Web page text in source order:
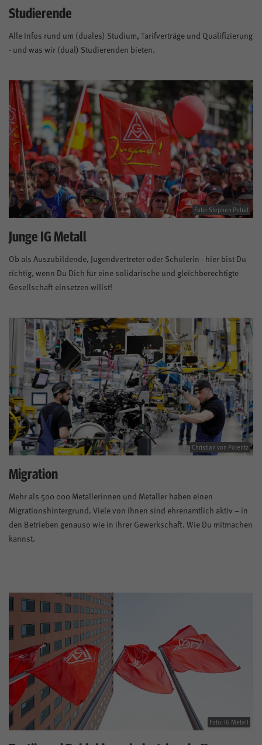
Studierende
Alle Infos rund um (duales) Studium, Tarifverträge und Qualifizierung
- und was wir (dual) Studierenden bieten.
Foto: Stephen Petrat
Junge IG Metall
Ob als Auszubildende, Jugendvertreter oder Schülerin - hier bist Du
richtig, wenn Du Dich für eine solidarische und gleichberechtigte
Gesellschaft einsetzen willst!
Christian von Polentz
Migration
Mehr als 500 000 Metallerinnen und Metaller haben einen
Migrationshintergrund. Viele von ihnen sind ehrenamtlich aktiv – in
den Betrieben genauso wie in ihrer Gewerkschaft. Wie Du mitmachen
kannst.
Foto: IG Metall